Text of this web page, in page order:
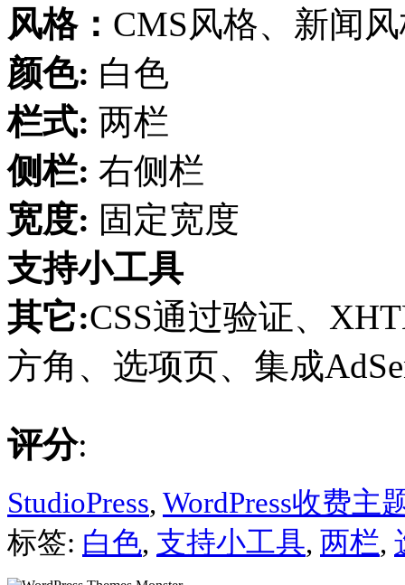
风格： CMS风格、新闻
颜色: 白色
栏式: 两栏
侧栏: 右侧栏
宽度: 固定宽度
支持小工具
其它:CSS通过验证、
方角、选项页、集成
评分:
StudioPress, WordPress收费主
标签: 白色, 支持小工具, 两栏,